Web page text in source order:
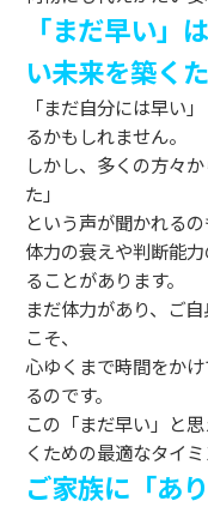
「まだ早い」
い未来を築く
「まだ自分には早い
るかもしれません。
しかし、多くの方々
た」
という声が聞かれるの
体力の衰えや判断能
ることがあります。
まだ体力があり、ご
こそ、
心ゆくまで時間をか
るのです。
この「まだ早い」と
くための最適なタイミ
ご家族に「あ